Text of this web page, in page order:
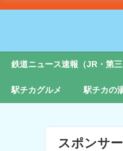
鉄道ニュース速報（JR・第三
駅チカグルメ 駅チカの
スポンサ